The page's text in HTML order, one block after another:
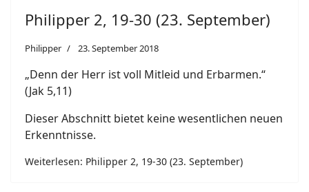
Philipper 2, 19-30 (23. September)
Philipper 23. September 2018
„Denn der Herr ist voll Mitleid und Erbarmen.“
(Jak 5,11)
Dieser Abschnitt bietet keine wesentlichen neuen
Erkenntnisse.
Weiterlesen: Philipper 2, 19-30 (23. September)